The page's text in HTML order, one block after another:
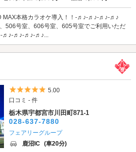
MAX本格カラオケ導入！！-♬♪-♬♪-♬♪-♬♪
506号室、606号室、605号室でご利用いただ
♬♪-♬♪-♬♪-♬♪...
5つ星のうち5
5.00
口コミ - 件
栃木県宇都宮市川田町871-1
028-637-7880
フェアリーグループ
鹿沼IC (車20分)